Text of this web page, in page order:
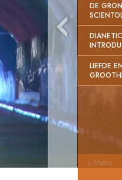
DE
LIEFDE
» Menu